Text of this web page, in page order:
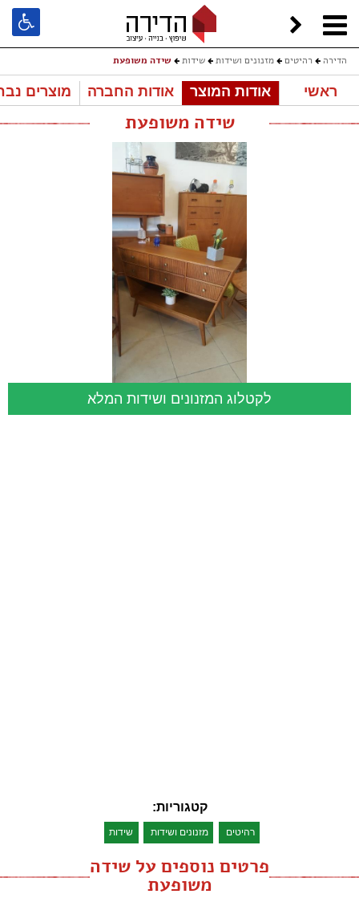
הדירה רהיטים מזנונים ושידות שידות שידה משופעת
ראשי אודות המוצר אודות החברה מוצרים
שידה משופעת
לקטלוג המזנונים ושידות המלא
קטגוריות:
רהיטים מזנונים ושידות שידות
פרטים נוספים על שידה
משופעת